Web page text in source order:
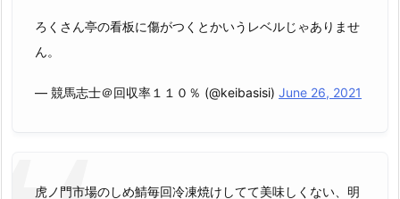
ろくさん亭の看板に傷がつくとかいうレベルじゃありませ
ん。
— 競馬志士＠回収率１１０％ (@keibasisi) June 26, 2021
虎ノ門市場のしめ鯖毎回冷凍焼けしてて美味しくない、明